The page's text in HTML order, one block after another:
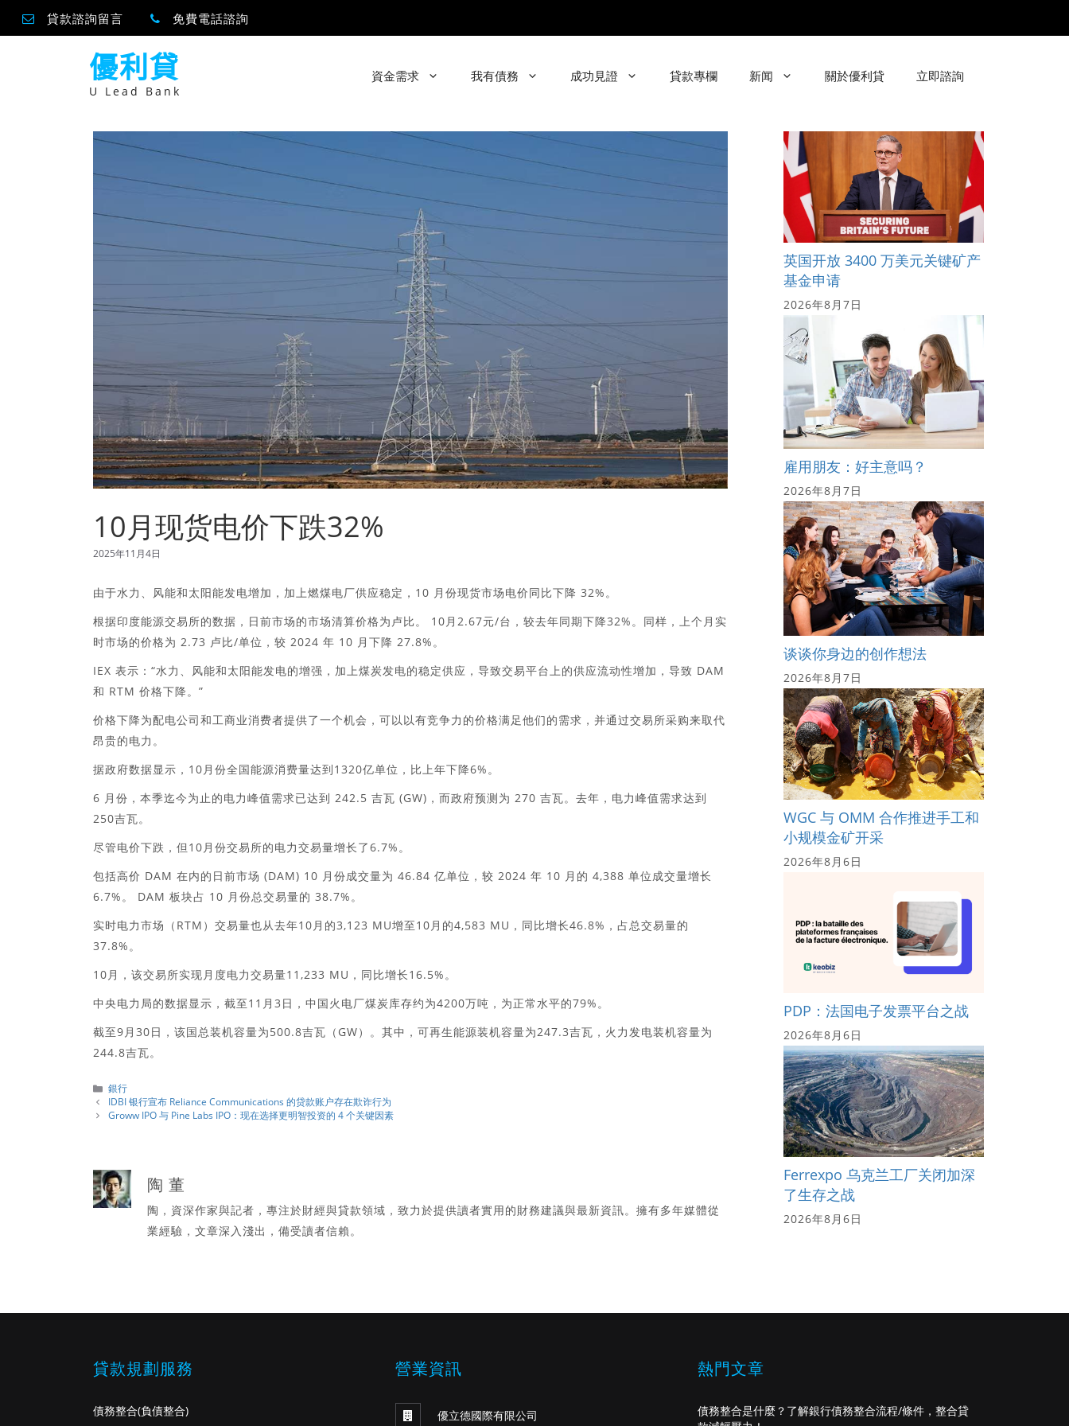
貸款諮詢留言 免費電話諮詢
優利貸
U Lead Bank
資金需求 我有債務 成功見證 貸款專欄 新闻 關於優利貸 立即諮詢
10月现货电价下跌32%
2025年11月4日
由于水力、风能和太阳能发电增加，加上燃煤电厂供应稳定，10 月份现货市场电价同比下降 32%。
根据印度能源交易所的数据，日前市场的市场清算价格为卢比。 10月2.67元/台，较去年同期下降32%。同样，上个月实
时市场的价格为 2.73 卢比/单位，较 2024 年 10 月下降 27.8%。
IEX 表示：“水力、风能和太阳能发电的增强，加上煤炭发电的稳定供应，导致交易平台上的供应流动性增加，导致 DAM
和 RTM 价格下降。”
价格下降为配电公司和工商业消费者提供了一个机会，可以以有竞争力的价格满足他们的需求，并通过交易所采购来取代
昂贵的电力。
据政府数据显示，10月份全国能源消费量达到1320亿单位，比上年下降6%。
6 月份，本季迄今为止的电力峰值需求已达到 242.5 吉瓦 (GW)，而政府预测为 270 吉瓦。去年，电力峰值需求达到
250吉瓦。
尽管电价下跌，但10月份交易所的电力交易量增长了6.7%。
包括高价 DAM 在内的日前市场 (DAM) 10 月份成交量为 46.84 亿单位，较 2024 年 10 月的 4,388 单位成交量增长
6.7%。 DAM 板块占 10 月份总交易量的 38.7%。
实时电力市场（RTM）交易量也从去年10月的3,123 MU增至10月的4,583 MU，同比增长46.8%，占总交易量的
37.8%。
10月，该交易所实现月度电力交易量11,233 MU，同比增长16.5%。
中央电力局的数据显示，截至11月3日，中国火电厂煤炭库存约为4200万吨，为正常水平的79%。
截至9月30日，该国总装机容量为500.8吉瓦（GW）。其中，可再生能源装机容量为247.3吉瓦，火力发电装机容量为
244.8吉瓦。
分
類
銀行
IDBI 银行宣布 Reliance Communications 的贷款账户存在欺诈行为
Groww IPO 与 Pine Labs IPO：现在选择更明智投资的 4 个关键因素
陶 董
陶，資深作家與記者，專注於財經與貸款領域，致力於提供讀者實用的財務建議與最新資訊。擁有多年媒體從
業經驗，文章深入淺出，備受讀者信賴。
英国开放 3400 万美元关键矿产
基金申请
2026年8月7日
雇用朋友：好主意吗？
2026年8月7日
谈谈你身边的创作想法
2026年8月7日
WGC 与 OMM 合作推进手工和
小规模金矿开采
2026年8月6日
PDP：法国电子发票平台之战
2026年8月6日
Ferrexpo 乌克兰工厂关闭加深
了生存之战
2026年8月6日
貸款規劃服務
債務整合(負債整合)
營業資訊
優立德國際有限公司
熱門文章
債務整合是什麼？了解銀行債務整合流程/條件，整合貸